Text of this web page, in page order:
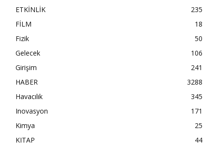
ETKİNLİK
235
FİLM
18
Fizik
50
Gelecek
106
Girişim
241
HABER
3288
Havacılık
345
Inovasyon
171
Kimya
25
KITAP
44